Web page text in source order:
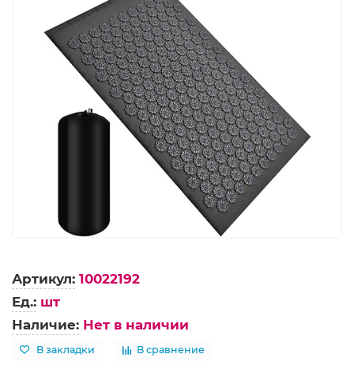
Артикул: 10022192
Ед.: шт
Наличие: Нет в наличии
В закладки В сравнение